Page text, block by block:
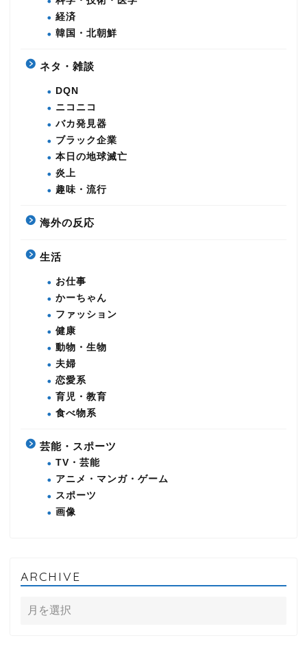
経済
韓国・北朝鮮
ネタ・雑談
DQN
ニコニコ
バカ発見器
ブラック企業
本日の地球滅亡
炎上
趣味・流行
海外の反応
生活
お仕事
かーちゃん
ファッション
健康
動物・生物
夫婦
恋愛系
育児・教育
食べ物系
芸能・スポーツ
TV・芸能
アニメ・マンガ・ゲーム
スポーツ
画像
ARCHIVE